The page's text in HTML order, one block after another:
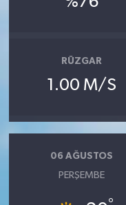
RÜZGAR
1.00 M/S
06 AĞUSTOS
PERŞEMBE